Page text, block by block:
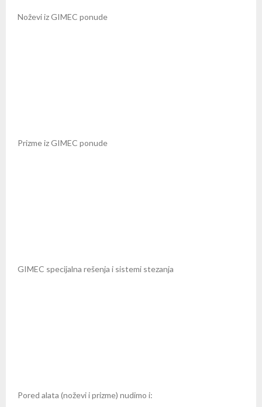
Noževi iz GIMEC ponude
Prizme iz GIMEC ponude
GIMEC specijalna rešenja i sistemi stezanja
Pored alata (noževi i prizme) nudimo i: